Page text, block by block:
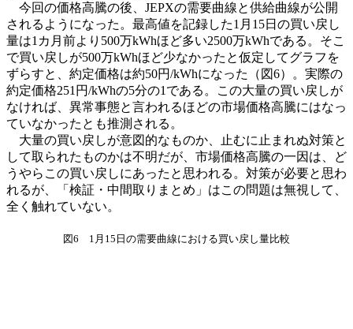
今回の価格高騰の後、JEPXの需要曲線と供給曲線が公開
されるようになった。最高値を記録した1月15日の買い戻し
量は1カ月前より500万kWhほど多い2500万kWhである。そこ
で買い戻しが500万kWhほど少なかったと仮定してグラフを
ずらすと、約定価格は約50円/kWhになった（図6）。実際の
約定価格251円/kWhの5分の1である。この大量の買い戻しが
なければ、異常事態と言われるほどの市場価格高騰にはなっ
ていなかったとも推測される。
大量の買い戻しが意図的なものか、止むに止まれぬ対策と
して取られたものかは不明だが、市場価格高騰の一因は、ど
うやらこの買い戻しにあったと思われる。対策が必要と思わ
れるが、「検証・中間取りまとめ」はこの問題は無視して、
全く触れていない。
図6 1月15日の需要曲線における買い戻し量比較